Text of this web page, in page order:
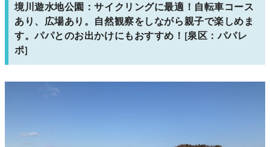
境川遊水地公園：サイクリングに最適！自転車コース
あり、広場あり。自然観察をしながら親子で楽しめま
す。パパとのお出かけにもおすすめ！[泉区：パパレ
ポ]